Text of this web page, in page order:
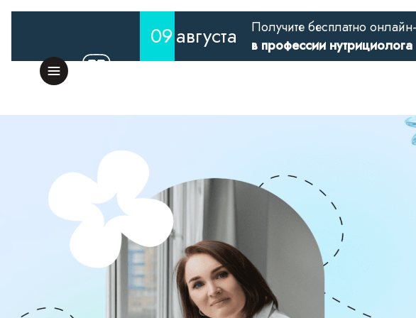
09августа
Получите бесплатно
в профессии нутрициолога